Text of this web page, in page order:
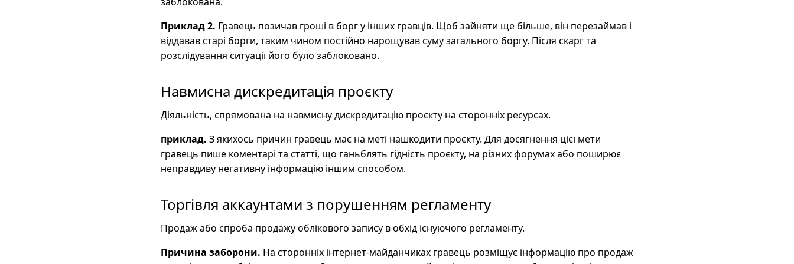
Приклад 2. Гравець позичав гроші в борг у інших гравців. Щоб зайняти ще більше, він перезаймав і
віддавав старі борги, таким чином постійно нарощував суму загального боргу. Після скарг та
розслідування ситуації його було заблоковано.
Навмисна дискредитація проєкту
Діяльність, спрямована на навмисну дискредитацію проєкту на сторонніх ресурсах.
приклад. З якихось причин гравець має на меті нашкодити проєкту. Для досягнення цієї мети
гравець пише коментарі та статті, що ганьблять гідність проєкту, на різних форумах або поширює
неправдиву негативну інформацію іншим способом.
Торгівля аккаунтами з порушенням регламенту
Продаж або спроба продажу облікового запису в обхід існуючого регламенту.
Причина заборони. На сторонніх інтернет-майданчиках гравець розміщує інформацію про продаж